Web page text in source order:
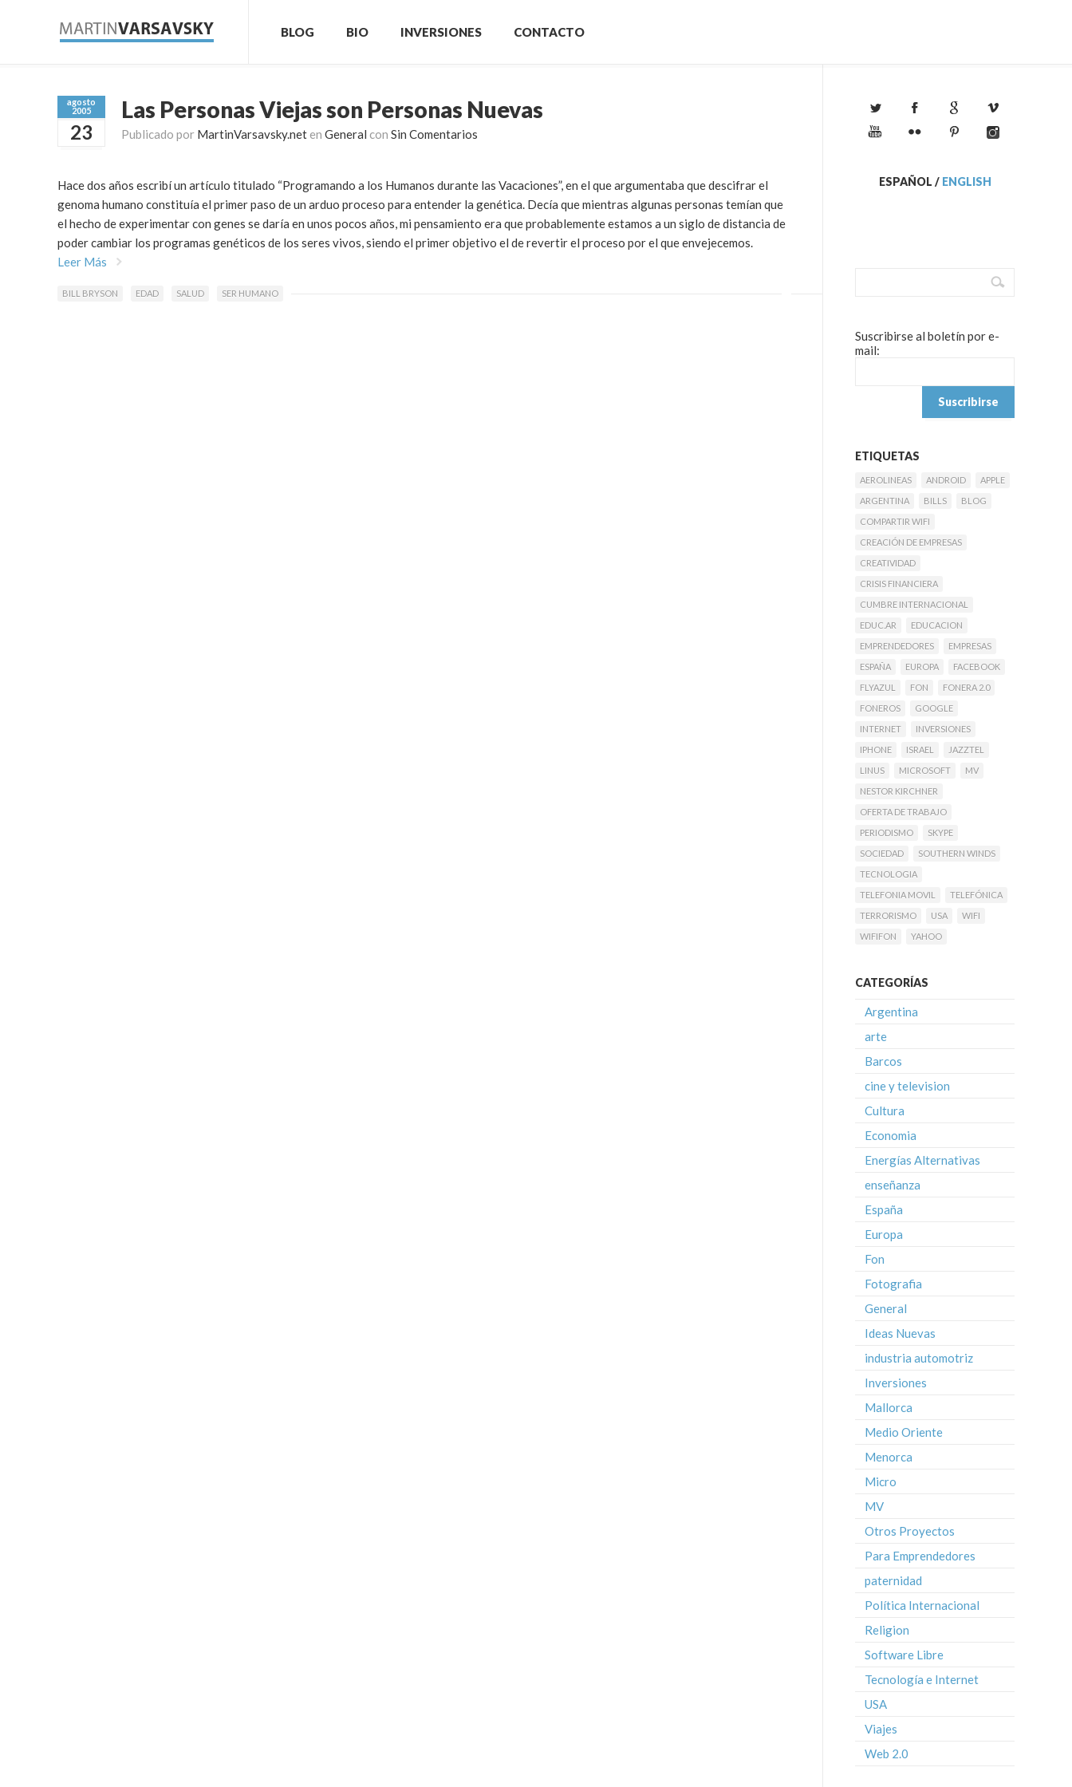
BLOG BIO INVERSIONES CONTACTO
agosto
2005
23
Las Personas Viejas son Personas Nuevas
Publicado por MartinVarsavsky.net en General con Sin Comentarios
Hace dos años escribí un artículo titulado “Programando a los Humanos durante las Vacaciones”, en el que argumentaba que descifrar el
genoma humano constituía el primer paso de un arduo proceso para entender la genética. Decía que mientras algunas personas temían que
el hecho de experimentar con genes se daría en unos pocos años, mi pensamiento era que probablemente estamos a un siglo de distancia de
poder cambiar los programas genéticos de los seres vivos, siendo el primer objetivo el de revertir el proceso por el que envejecemos.
Leer Más
BILL BRYSON EDAD SALUD SER HUMANO
ESPAÑOL / ENGLISH
Suscribirse al boletín por e-
mail:
ETIQUETAS
AEROLINEAS ANDROID
APPLE
ARGENTINA
BILLS
BLOG
COMPARTIR WIFI
CREACIÓN DE EMPRESAS
CREATIVIDAD
CRISIS FINANCIERA
CUMBRE INTERNACIONAL
EDUC.AR
EDUCACION
EMPRENDEDORES
EMPRESAS
ESPAÑA
EUROPA
FACEBOOK
FLYAZUL
FON
FONERA 2.0
FONEROS
GOOGLE
INTERNET
INVERSIONES
IPHONE
ISRAEL
JAZZTEL
LINUS
MICROSOFT
MV
NESTOR KIRCHNER
OFERTA DE TRABAJO
PERIODISMO
SKYPE
SOCIEDAD
SOUTHERN WINDS
TECNOLOGIA
TELEFONIA MOVIL
TELEFÓNICA
TERRORISMO
USA
WIFI
WIFIFON
YAHOO
CATEGORÍAS
Argentina
arte
Barcos
cine y television
Cultura
Economia
Energías Alternativas
enseñanza
España
Europa
Fon
Fotografia
General
Ideas Nuevas
industria automotriz
Inversiones
Mallorca
Medio Oriente
Menorca
Micro
MV
Otros Proyectos
Para Emprendedores
paternidad
Política Internacional
Religion
Software Libre
Tecnología e Internet
USA
Viajes
Web 2.0